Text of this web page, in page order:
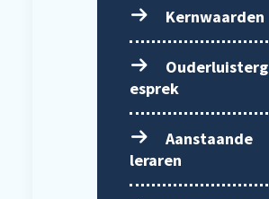
Kernwaarden
Ouderluisterg
esprek
Aanstaande
leraren